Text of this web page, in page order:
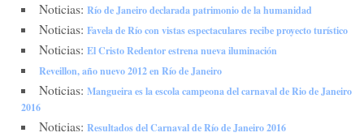
Noticias: Río de Janeiro declarada patrimonio de la humanidad
Noticias: Favela de Río con vistas espectaculares recibe proyecto turístico
Noticias: El Cristo Redentor estrena nueva iluminación
Reveillon, año nuevo 2012 en Río de Janeiro
Noticias: Mangueira es la escola campeona del carnaval de Rio de Janeiro
2016
Noticias: Resultados del Carnaval de Río de Janeiro 2016